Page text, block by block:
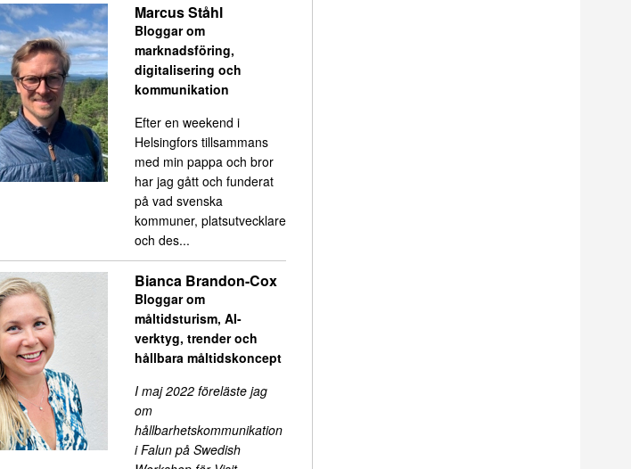
Marcus Ståhl
Bloggar om
marknadsföring,
digitalisering och
kommunikation
Efter en weekend i
Helsingfors tillsammans
med min pappa och bror
har jag gått och funderat
på vad svenska
kommuner, platsutvecklare
och des...
Bianca Brandon-Cox
Bloggar om
måltidsturism, AI-
verktyg, trender och
hållbara måltidskoncept
I maj 2022 föreläste jag
om
hållbarhetskommunikation
i Falun på Swedish